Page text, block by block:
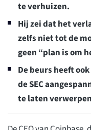
te verhuizen.
Hij zei dat het
zelfs niet tot de
geen “plan is om
De beurs heeft
de SEC
te laten